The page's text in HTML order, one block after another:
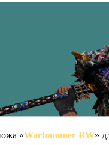
«Warhammer RW»